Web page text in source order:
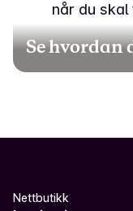
når du
Se hvordan
Nettbutikk